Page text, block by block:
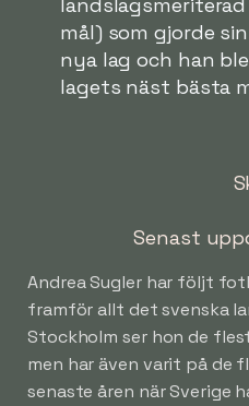
mål) som gjorde
nya lag och han
lagets näst bästa
Senast
Andrea Sugler har följt
framför allt det svenska
Stockholm ser hon de
men har även varit på de
senaste åren när Sverige